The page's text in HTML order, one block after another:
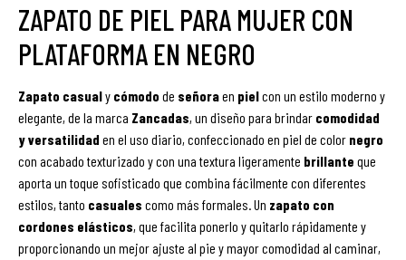
ZAPATO DE PIEL PARA MUJER CON
PLATAFORMA EN NEGRO
Zapato casualy cómodo de señoraen pielcon un estilo moderno y
elegante, de la marca Zancadas, un diseño para brindar comodidad
y versatilidad en el uso diario, confeccionado en piel de color negro
con acabado texturizado y con una textura ligeramente brillante que
aporta un toque sofisticado que combina fácilmente con diferentes
estilos, tanto casuales como más formales. Un zapato con
cordones elásticos, que facilita ponerlo y quitarlo rápidamente y
proporcionando un mejor ajuste al pie y mayor comodidad al caminar,